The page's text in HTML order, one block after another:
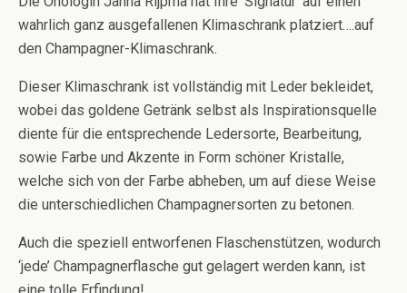
wahrlich ganz ausgefallenen Klimaschrank platziert….auf
den Champagner-Klimaschrank.
Dieser Klimaschrank ist vollständig mit Leder bekleidet,
wobei das goldene Getränk selbst als Inspirationsquelle
diente für die entsprechende Ledersorte, Bearbeitung,
sowie Farbe und Akzente in Form schöner Kristalle,
welche sich von der Farbe abheben, um auf diese Weise
die unterschiedlichen Champagnersorten zu betonen.
Auch die speziell entworfenen Flaschenstützen, wodurch
‘jede’ Champagnerflasche gut gelagert werden kann, ist